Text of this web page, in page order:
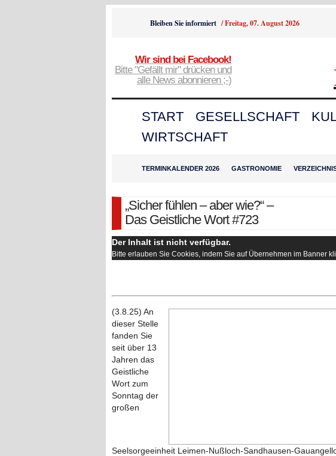
Bleiben Sie informiert /Freitag, 07. August 2026
Wir sind bei Facebook!
Bitte "Gefällt mir" drücken und
alle News abonnieren ;-)
START GESELLSCHAFT
WIRTSCHAFT
TERMINKALENDER 2026 GASTRONOMIE
„Sicher fühlen – aber wie?“ –
Das Geistliche Wort #723
Der Inhalt ist nicht verfügbar.
Bitte erlauben Sie Cookies, indem Sie auf Übernehmen im Banner
(3.8.25) An
dieser Stelle
fanden Sie
seit über 13
Jahren das
Geistliche
Wort zum
Sonntag der
großen
Seelsorgeeinheit Leimen-Nußloch-Sandhausen-